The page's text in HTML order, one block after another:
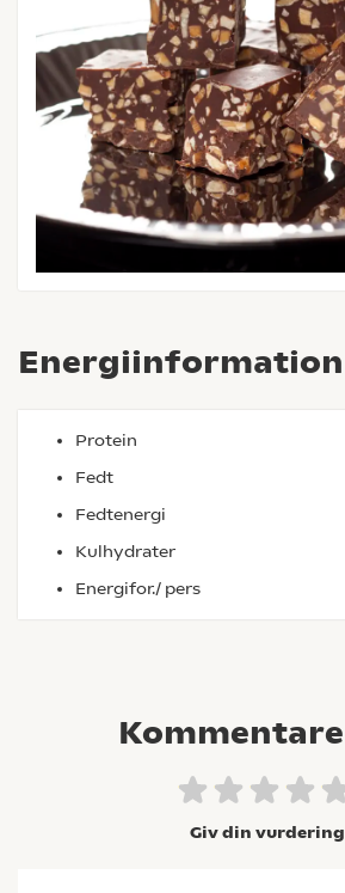
Energiinformation
Protein
Fedt
Fedtenergi
Kulhydrater
Energifor./ pers
Giv din vurdering